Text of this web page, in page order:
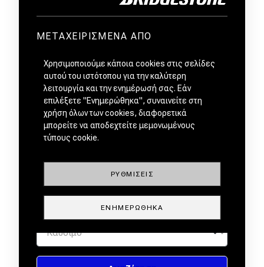
ΜΕΤΑΧΕΙΡΙΣΜΕΝΑ ΑΠΟ
Χρησιμοποιούμε κάποια cookies στις σελίδες
αυτού του ιστότοπου για την καλύτερη
λειτουργία και την ενημέρωσή σας. Εάν
επιλέξετε "Ενημερώθηκα", συναινείτε στη
χρήση όλων των cookies, διαφορετικά
μπορείτε να αποδεχτείτε μεμονωμένους
τύπους cookie.
ΡΥΘΜΊΣΕΙΣ
ΕΝΗΜΕΡΏΘΗΚΑ